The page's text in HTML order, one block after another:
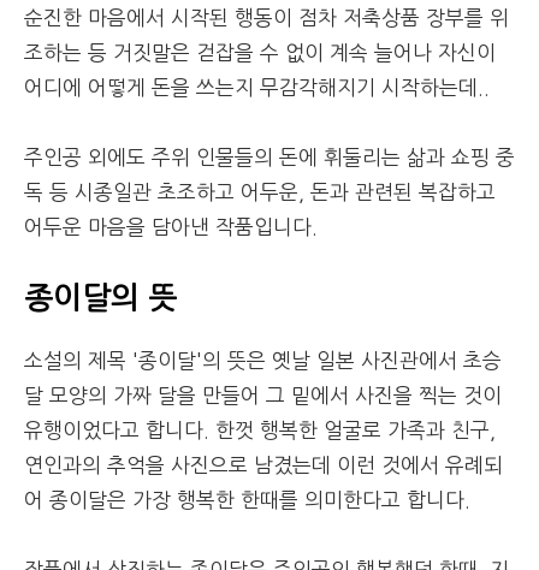
순진한 마음에서 시작된 행동이 점차 저축상품 장부를 위
조하는 등 거짓말은 걷잡을 수 없이 계속 늘어나 자신이
어디에 어떻게 돈을 쓰는지 무감각해지기 시작하는데..
주인공 외에도 주위 인물들의 돈에 휘둘리는 삶과 쇼핑 중
독 등 시종일관 초조하고 어두운, 돈과 관련된 복잡하고
어두운 마음을 담아낸 작품입니다.
종이달의 뜻
소설의 제목 '종이달'의 뜻은 옛날 일본 사진관에서 초승
달 모양의 가짜 달을 만들어 그 밑에서 사진을 찍는 것이
유행이었다고 합니다. 한껏 행복한 얼굴로 가족과 친구,
연인과의 추억을 사진으로 남겼는데 이런 것에서 유례되
어 종이달은 가장 행복한 한때를 의미한다고 합니다.